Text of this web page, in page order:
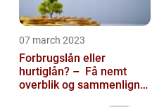
07 march 2023
Forbrugslån eller
hurtiglån? – Få nemt
overblik og sammenlign